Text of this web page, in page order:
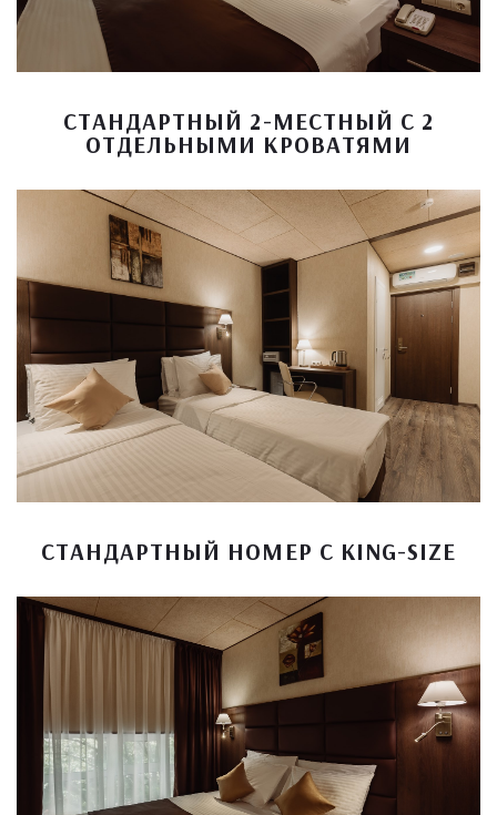
СТАНДАРТНЫЙ 2-МЕСТНЫЙ С 2
ОТДЕЛЬНЫМИ КРОВАТЯМИ
СТАНДАРТНЫЙ НОМЕР С KING-SIZE